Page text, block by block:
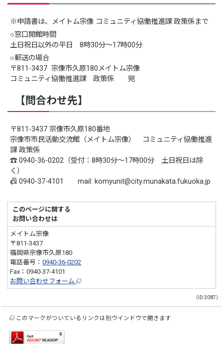
※申請書は、メイトム宗像 コミュニティ協働推進課 政策係まで
○窓口開館時間
土日祝日以外の平日 8時30分〜17時00分
○郵送の場合
〒811-3437 宗像市久原180メイトム宗像
コミュニティ協働推進課 政策係 宛
【問合わせ先】
〒811-3437 宗像市久原180番地
宗像市市民活動交流館（メイトム宗像） コミュニティ協働推進
課 政策係
☎︎ 0940-36-0202（受付：8時30分〜17時00分 土日祝日は除
く）
📠 0940-37-4101 mail: komyunit@city.munakata.fukuoka.jp
このページに関する
お問い合わせは
メイトム宗像
〒811-3437
福岡県宗像市久原180
電話番号：0940-36-0202
Fax：0940-37-4101
お問い合わせフォーム
（ID:3087）
このマークがついているリンクは別ウインドウで開きます